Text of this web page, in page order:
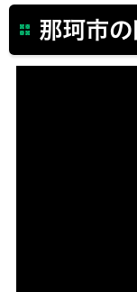
那珂市